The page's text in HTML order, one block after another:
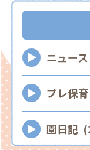
ニュー
プレ保
園日記